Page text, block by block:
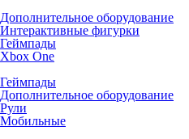
Дополнительное оборудование
Интерактивные фигурки
Геймпады
Xbox One
Геймпады
Дополнительное оборудование
Рули
Мобильные